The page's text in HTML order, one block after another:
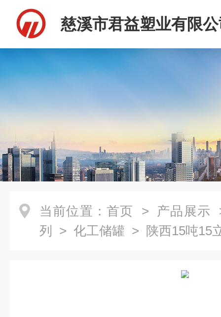
慈溪市君益塑业有限
当前位置： 首页 > 产品展示
列
> 化工储罐 > 陕西15吨15